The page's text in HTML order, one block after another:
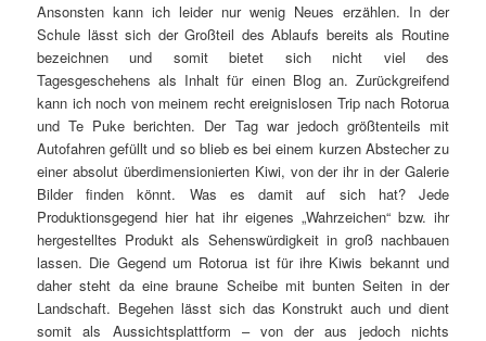
Ansonsten kann ich leider nur wenig Neues erzählen. In der
Schule lässt sich der Großteil des Ablaufs bereits als Routine
bezeichnen und somit bietet sich nicht viel des
Tagesgeschehens als Inhalt für einen Blog an. Zurückgreifend
kann ich noch von meinem recht ereignislosen Trip nach Rotorua
und Te Puke berichten. Der Tag war jedoch größtenteils mit
Autofahren gefüllt und so blieb es bei einem kurzen Abstecher zu
einer absolut überdimensionierten Kiwi, von der ihr in der Galerie
Bilder finden könnt. Was es damit auf sich hat? Jede
Produktionsgegend hier hat ihr eigenes „Wahrzeichen“ bzw. ihr
hergestelltes Produkt als Sehenswürdigkeit in groß nachbauen
lassen. Die Gegend um Rotorua ist für ihre Kiwis bekannt und
daher steht da eine braune Scheibe mit bunten Seiten in der
Landschaft. Begehen lässt sich das Konstrukt auch und dient
somit als Aussichtsplattform – von der aus jedoch nichts